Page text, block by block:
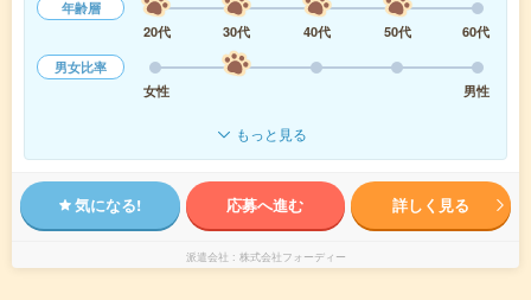
年齢層
20代
30代 40代 50代
60代
男女比率
女性
男性
もっと見る
気になる! 応募へ進む 詳しく見る
派遣会社 株式会社フォーディー